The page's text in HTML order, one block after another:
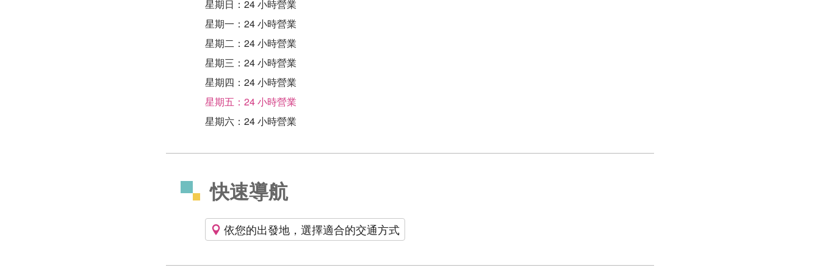
星期日：24 小時營業
星期一：24 小時營業
星期二：24 小時營業
星期三：24 小時營業
星期四：24 小時營業
星期五：24 小時營業
星期六：24 小時營業
快速導航
依您的出發地，選擇適合的交通方式